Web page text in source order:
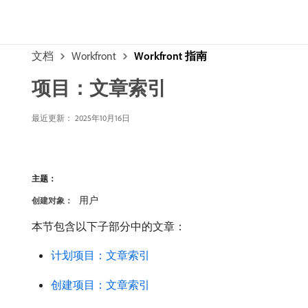
文档 Workfront Workfront 指南
项目：文章索引
最近更新： 2025年10月16日
主题：
创建对象： 用户
本节包含以下子部分中的文章：
计划项目：文章索引
创建项目：文章索引